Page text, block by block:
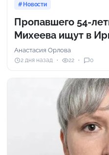
Новости
Пропавшего 54-
Михеева ищут в
Анастасия Орлова
2 дня назад 22 0